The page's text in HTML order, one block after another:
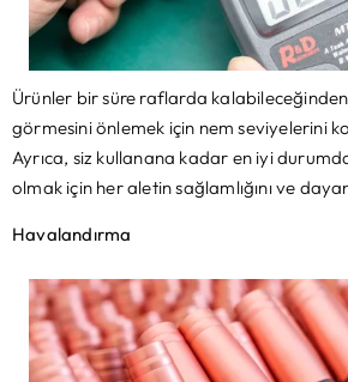
​Ürünler bir süre raflarda
görmesini önlemek için nem seviyelerini
Ayrıca, siz kullanana kadar en iyi
olmak için her aletin sağlamlığını ve
Havalandırma